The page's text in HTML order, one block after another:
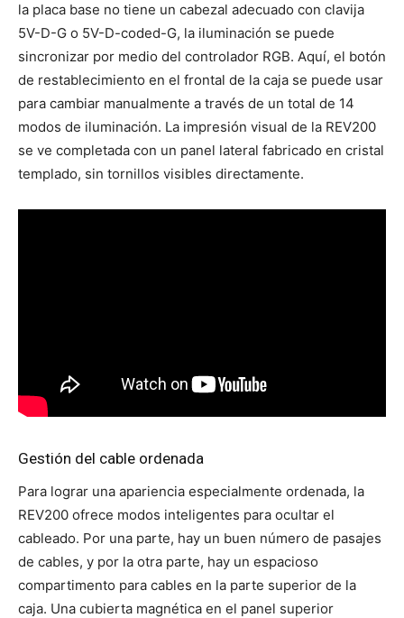
la placa base no tiene un cabezal adecuado con clavija
5V-D-G o 5V-D-coded-G, la iluminación se puede
sincronizar por medio del controlador RGB. Aquí, el botón
de restablecimiento en el frontal de la caja se puede usar
para cambiar manualmente a través de un total de 14
modos de iluminación. La impresión visual de la REV200
se ve completada con un panel lateral fabricado en cristal
templado, sin tornillos visibles directamente.
Gestión del cable ordenada
Para lograr una apariencia especialmente ordenada, la
REV200 ofrece modos inteligentes para ocultar el
cableado. Por una parte, hay un buen número de pasajes
de cables, y por la otra parte, hay un espacioso
compartimento para cables en la parte superior de la
caja. Una cubierta magnética en el panel superior